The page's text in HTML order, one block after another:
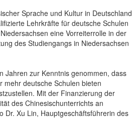
Sprache und Kultur in Deutschland
Lehrkräfte für deutsche Schulen
eine Vorreiterrolle in der
des Studiengangs in Niedersachsen
Jahren zur Kenntnis genommen, dass
mehr deutsche Schulen bieten
Mit der Finanzierung der
des Chinesischunterrichts an
Dr. Xu Lin, Hauptgeschäftsführerin des